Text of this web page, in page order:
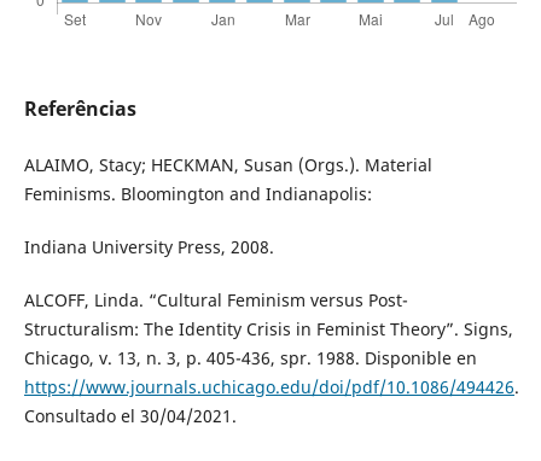
Referências
ALAIMO, Stacy; HECKMAN, Susan (Orgs.). Material
Feminisms. Bloomington and Indianapolis:
Indiana University Press, 2008.
ALCOFF, Linda. “Cultural Feminism versus Post-
Structuralism: The Identity Crisis in Feminist Theory”. Signs,
Chicago, v. 13, n. 3, p. 405-436, spr. 1988. Disponible en
https://www.journals.uchicago.edu/doi/pdf/10.1086/494426.
Consultado el 30/04/2021.